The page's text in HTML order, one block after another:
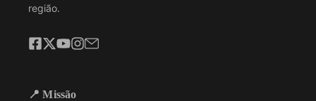
região.
📍 Missão